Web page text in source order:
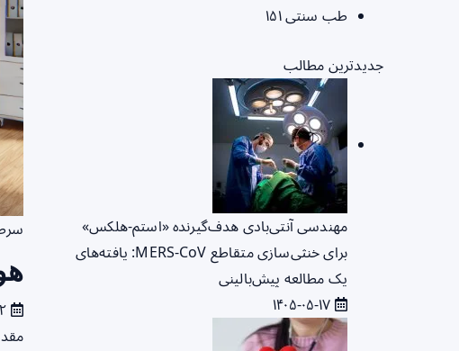
طب سنتی۱۵۱
جدیدترین مطالب
مهندسی آنتی‌بادی هدف‌گیرنده «استم-هلکس»
برای خنثی‌سازی متقاطع MERS-CoV: یافته‌های
یک مطالعه پیش‌بالینی